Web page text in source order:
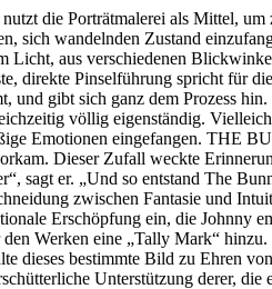
die Porträtmalerei als Mittel,
sich wandelnden Zustand
Licht, aus verschiedenen
direkte Pinselführung spricht für
gibt sich ganz dem Prozess
völlig eigenständig.
Emotionen eingefangen. THE
Dieser Zufall weckte
sagt er. „Und so entstand The
zwischen Fantasie und
Erschöpfung ein, die Johnny
Werken eine „Tally Mark“
dieses bestimmte Bild zu Ehren
Unterstützung derer,